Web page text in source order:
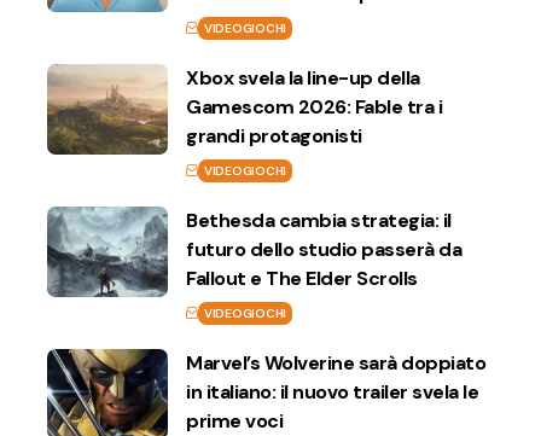
VIDEOGIOCHI
Xbox svela la line-up della
Gamescom 2026: Fable tra i
grandi protagonisti
VIDEOGIOCHI
Bethesda cambia strategia: il
futuro dello studio passerà da
Fallout e The Elder Scrolls
VIDEOGIOCHI
Marvel’s Wolverine sarà doppiato
in italiano: il nuovo trailer svela le
prime voci